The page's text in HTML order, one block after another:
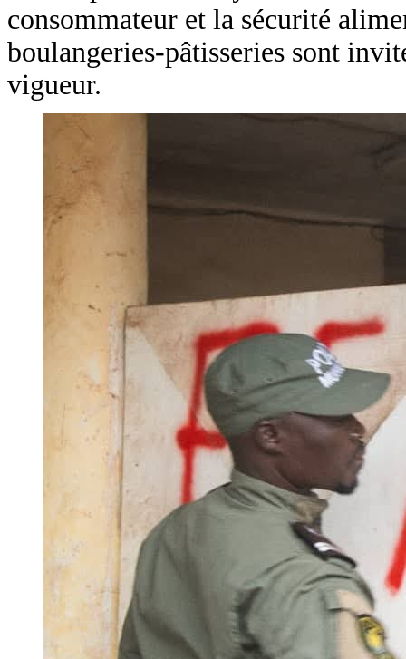
consommateur et la sécurité
boulangeries-pâtisseries sont
vigueur.